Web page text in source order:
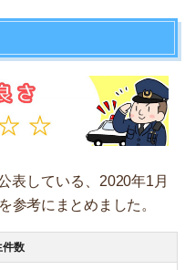
表している、2020年1月
参考にまとめました。
件数